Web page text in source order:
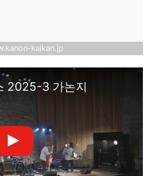
kaikan.jp
2025-3 가논지